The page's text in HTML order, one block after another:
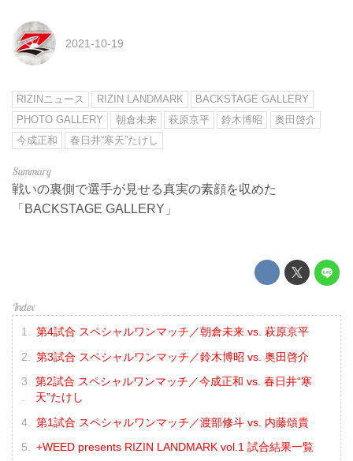
2021-10-19
RIZINニュース RIZIN LANDMARK
BACKSTAGE GALLERY
PHOTO GALLERY
朝倉未来 萩原京平 鈴木博昭
奥田啓介
今成正和
春日井“寒天”たけし
戦いの裏側で選手が見せる真実の素顔を収めた
「BACKSTAGE GALLERY」
第4試合 スペシャルワンマッチ／朝倉未来 vs. 萩原京平
第3試合 スペシャルワンマッチ／鈴木博昭 vs. 奥田啓介
第2試合 スペシャルワンマッチ／今成正和 vs. 春日井“寒
天”たけし
第1試合 スペシャルワンマッチ／渡部修斗 vs. 内藤頌貴
+WEED presents RIZIN LANDMARK vol.1 試合結果一覧